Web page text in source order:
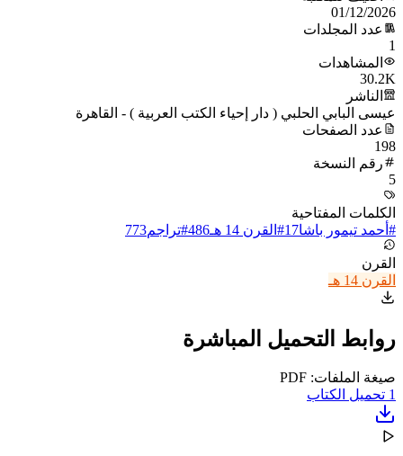
01/12/2026
عدد المجلدات
1
المشاهدات
30.2K
الناشر
عيسى البابي الحلبي ( دار إحياء الكتب العربية ) - القاهرة
عدد الصفحات
198
رقم النسخة
5
الكلمات المفتاحية
# أحمد تيمور باشا17
# القرن 14 هـ 486
#تراجم773
القرن
القرن 14 هـ
روابط التحميل المباشرة
صيغة الملفات: PDF
1 تحميل الكتاب